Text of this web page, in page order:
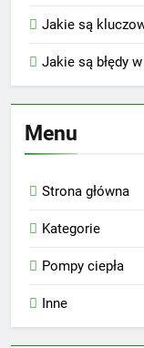
Jakie są
Jakie są błędy
Menu
Strona główna
Kategorie
Pompy ciepła
Inne